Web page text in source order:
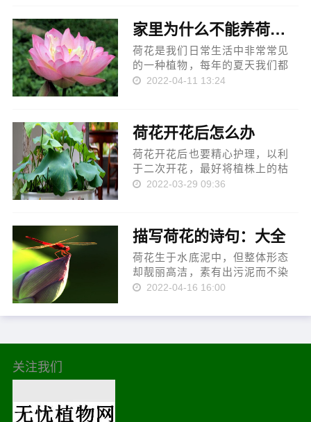
中生长;浇水时需每2～3天浇一次
水...
家里为什么不能养荷花？家里种荷花对风水好吗
荷花是我们日常生活中非常常见
的一种植物，每年的夏天我们都
可以看到一整片池塘中随风飘荡
把这种美丽的荷花养在家中，可
是却听说和话不可以养在家里，
那么家...
2022-04-11 13:24
荷花开花后怎么办
荷花开花后也要精心护理，以利
于二次开花，最好将植株上的枯
枝茎叶全部剪除，及时的浇入水
掉，采用稀泥土和腐殖土的混合
土，加入适量底肥即可。 1、修
剪处理 荷花...
2022-03-29 09:36
描写荷花的诗句：大全
荷花生于水底泥中，但整体形态
却靓丽高洁，素有出污泥而不染
的美誉，深得文人墨客的喜爱，
年来小编前前后后地收集了一部
会与大家分享。 小池 宋.杨万里
2022-04-16 16:00
关注我们